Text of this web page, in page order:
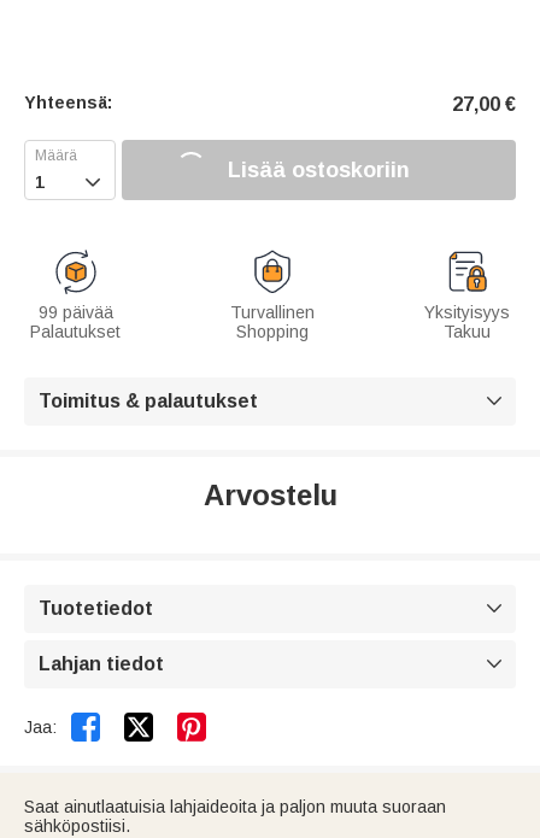
Yhteensä: 27,00 €
 Lisää ostoskoriin
99 päivää
Palautukset
Turvallinen
Shopping
Yksityisyys
Takuu
Toimitus & palautukset 
Arvostelu
Tuotetiedot 
Lahjan tiedot 
Jaa:  
Saat ainutlaatuisia lahjaideoita ja paljon muuta suoraan
sähköpostiisi.